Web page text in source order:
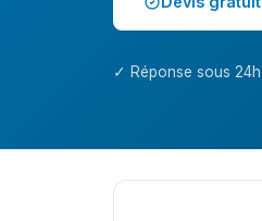
✓ Réponse sous 24h